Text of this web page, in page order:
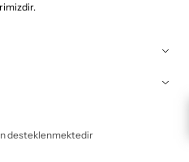
desteklenmektedir